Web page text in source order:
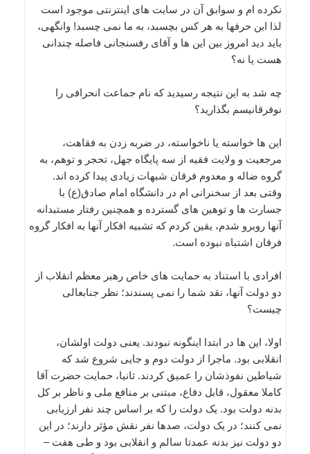
نکرده ام و سوابق آن در سایت های اینترنتی موجود است
لذا این حرفها به هر کس بچسبد، به ما نمی چسبد! وانگهی،
باید دید امروز بین این ها و آقای رفسنجانی فاصله چندانی
هست یا نه؟
چه شد به این نتیجه رسیدید که نام جماعت انحرافی را
نوفرقانیسم بگذارید؟
این ها خواسته یا ناخواسته، در ضربه زدن به فقاهت،
مرجعیت و ولایت فقیه از سه پایگاه جهل، تحجر و توهم، به
گروه ضاله و معدوم فرقان شبهات زیادی پیدا کرده اند.
وقتی بعد از سخنرانی ام در دانشگاه امام صادق(ع) با
جسارت ها و توهین های گسترده و همچنین رفتار مستبدانه
آنها روبرو شدم، یقین کردم که تشبیه افکار آنها به افکار گروه
فرقان اشتباه نبوده است.
افرادی با استناد به حمایت های خاص رهبر معظم انقلاب از
دو دولت آنها، نقد شما را نمی پسندند؛ نظر جنابعالی
چیست؟
اولا، این ها در ابتدا اینگونه نبودند. یعنی دولت اولشان،
انقلابی بود. ماجرا از دولت دوم و جایی شروع شد که
شیاطین نفوذشان را عمیق کردند. ثانیا، حمایت حضرت آقا
کاملا معقول، قابل دفاع، مبتنی بر منافع ملی و ناظر بر کل
بدنه دولت بود. یک دولت را که بر اساس چند نفر ارزیابی
نمی کنند؛ در یک دولت، صدها نفر نقش مؤثر دارند؛ در این
دو دولت نیز بدنه عمدتا سالم و انقلابی بود و طی هفت –